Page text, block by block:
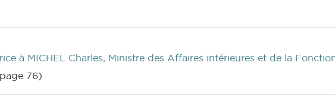
à MICHEL Charles, Ministre des Affaires intérieures et de la
76)